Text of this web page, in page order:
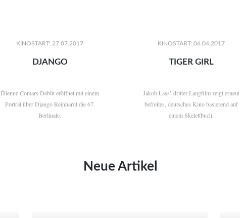
KINOSTART: 27.07.2017
DJANGO
Étienne Comars Debüt eröffnet mit einem
Porträt über Django Reinhardt die 67.
Berlinale.
KINOSTART: 06.04.2017
TIGER GIRL
Jakob Lass’ dritter Langfilm zeigt erneut
befreites, deutsches Kino basierend auf
einem Skelettbuch.
Neue Artikel